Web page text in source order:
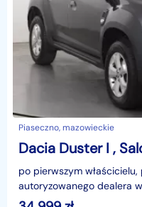
Piaseczno, mazowieckie
po pierwszym
autoryzowanego dealera w Polsce, MIESIĘCZNA
SAMOCHÓD JUŻ OD 208